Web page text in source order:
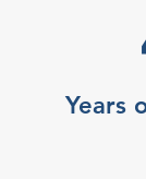
Years